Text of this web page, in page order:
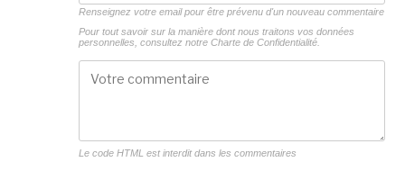
Renseignez votre email pour être prévenu d'un nouveau commentaire
Pour tout savoir sur la manière dont nous traitons vos données
personnelles, consultez notre Charte de Confidentialité.
Le code HTML est interdit dans les commentaires